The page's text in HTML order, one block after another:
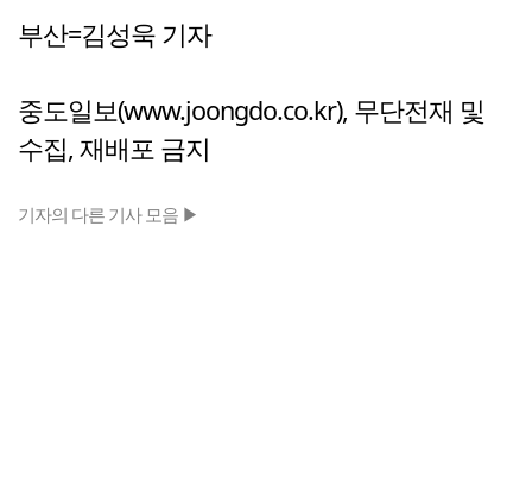
부산=김성욱 기자
중도일보(www.joongdo.co.kr), 무단전재 및
수집, 재배포 금지
기자의 다른 기사 모음 ▶